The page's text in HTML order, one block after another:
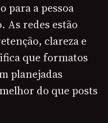
para a pessoa
As redes estão
clareza e
que formatos
planejadas
do que posts